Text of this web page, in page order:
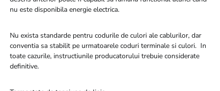
nu este disponibila energie electrica.
Nu exista standarde pentru codurile de culori ale cablurilor, dar
conventia sa stabilit pe urmatoarele coduri terminale si culori. In
toate cazurile, instructiunile producatorului trebuie considerate
definitive.